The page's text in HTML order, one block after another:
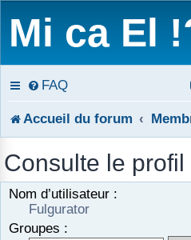
Mi ca El
FAQ
Accueil du forum
Consulte le
Nom d’utilisateur :
Fulgurator
Groupes :